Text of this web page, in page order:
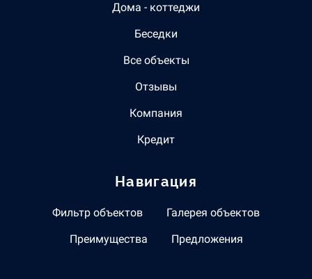
Дома - коттеджи
Беседки
Все объекты
Отзывы
Компания
Кредит
Навигация
Фильтр объектов
Галерея объектов
Преимущества
Предложения